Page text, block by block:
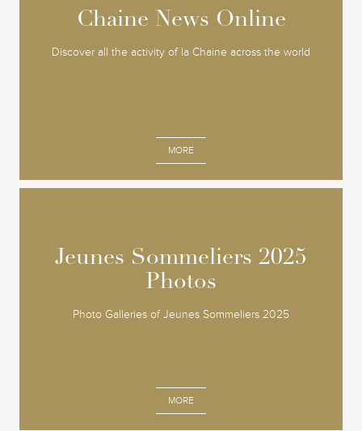
Chaine News Online
Discover all the activity of la Chaine across the world
MORE
Chaine News Online
Jeunes Sommeliers 2025
Photos
Photo Galleries of Jeunes Sommeliers 2025
MORE
Jeunes Sommeliers 2025
Photos